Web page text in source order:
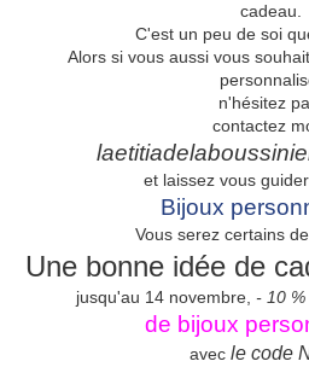
cadeau.
C'est un peu de soi
Alors si vous aussi vous
n'hésitez
contactez
et laissez vous
Bijoux
Vous serez certains
Une bonne idée de
jusqu'au 14 novembre, - 10
de bijoux
avec le code